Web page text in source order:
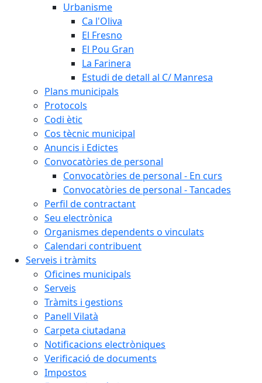
Urbanisme
Ca l'Oliva
El Fresno
El Pou Gran
La Farinera
Estudi de detall al C/ Manresa
Plans municipals
Protocols
Codi ètic
Cos tècnic municipal
Anuncis i Edictes
Convocatòries de personal
Convocatòries de personal - En curs
Convocatòries de personal - Tancades
Perfil de contractant
Seu electrònica
Organismes dependents o vinculats
Calendari contribuent
Serveis i tràmits
Oficines municipals
Serveis
Tràmits i gestions
Panell Vilatà
Carpeta ciutadana
Notificacions electròniques
Verificació de documents
Impostos